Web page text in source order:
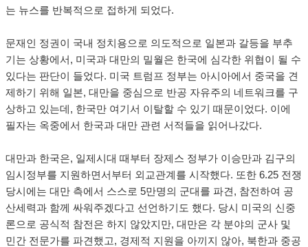
는 뉴스를 반복적으로 접하게 되었다.
문재인 정권이 국내 정치용으로 의도적으로 일본과 갈등을 부추
기는 상황에서, 미국과 대만의 밀월은 한국에 심각한 위협이 될 수
있다는 판단이 들었다. 미국 트럼프 정부는 아시아에서 중국을 견
제하기 위해 일본, 대만을 중심으로 반공 자유주의 네트워크를 구
상하고 있는데, 한국만 여기서 이탈할 수 있기 때문이었다. 이에
필자는 옥중에서 한국과 대만 관련 서적들을 읽어나갔다.
대만과 한국은, 일제시대 때부터 장제스 정부가 이승만과 김구의
임시정부를 지원하면서부터 외교관계를 시작했다. 또한 6.25 전쟁
당시에는 대만 측에서 스스로 5만명의 군대를 파견, 참전하여 공
산세력과 함께 싸워주겠다고 선언하기도 했다. 당시 미국의 신중
론으로 공식적 참전은 하지 않았지만, 대만은 각 분야의 군사 및
민간 전문가를 파견했고, 경제적 지원을 아끼지 않아, 북한과 중공